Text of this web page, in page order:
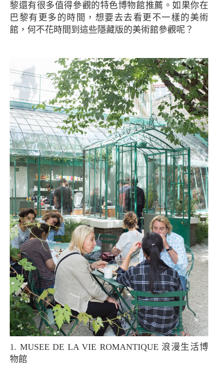
黎還有很多值得參觀的特色博物館推薦。如果你在
巴黎有更多的時間，想要去去看更不一樣的美術
館，何不花時間到這些隱藏版的美術館參觀呢？
1. MUSEE DE LA VIE ROMANTIQUE 浪漫生活博
物館